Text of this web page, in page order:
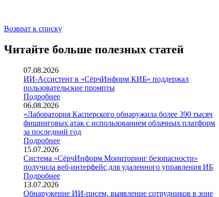
Возврат к списку
Читайте больше полезных статей
07.08.2026
ИИ-Ассистент в «СёрчИнформ КИБ» поддержал
пользовательские промпты
Подробнее
06.08.2026
«Лаборатория Касперского обнаружила более 390 тысяч
фишинговых атак с использованием облачных платформ
за последний год
Подробнее
15.07.2026
Система «СёрчИнформ Мониторинг безопасности»
получила веб-интерфейс для удаленного управления ИБ
Подробнее
13.07.2026
Обнаружение ИИ-писем, выявление сотрудников в зоне